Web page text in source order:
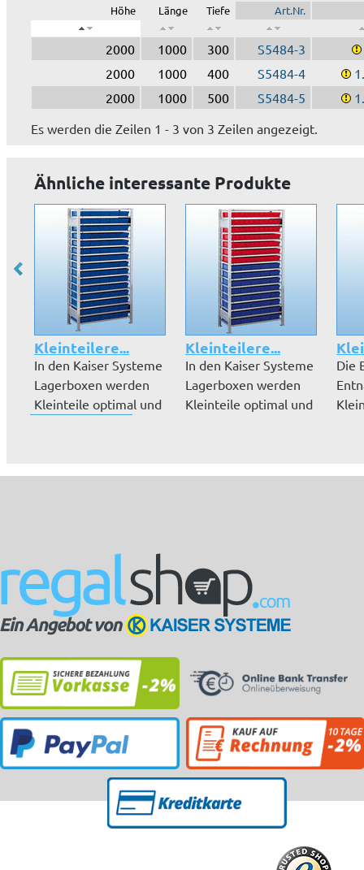
Höhe Länge Tiefe Art.Nr.
2000 1000 300 S5484-3
2000
1000 400 S5484-4
2000
1000 500 S5484-5
Es werden die Zeilen 1 - 3 von 3 Zeilen angezeigt.
Ähnliche interessante Produkte
Kleinteilere...
In den Kaiser Systeme
Lagerboxen werden
Kleinteile optimal und
Kleinteilere...
In den Kaiser Systeme
Lagerboxen werden
Kleinteile optimal und
Die